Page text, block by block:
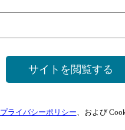
山口
サイトを閲覧する
プライバシーポリシー、および